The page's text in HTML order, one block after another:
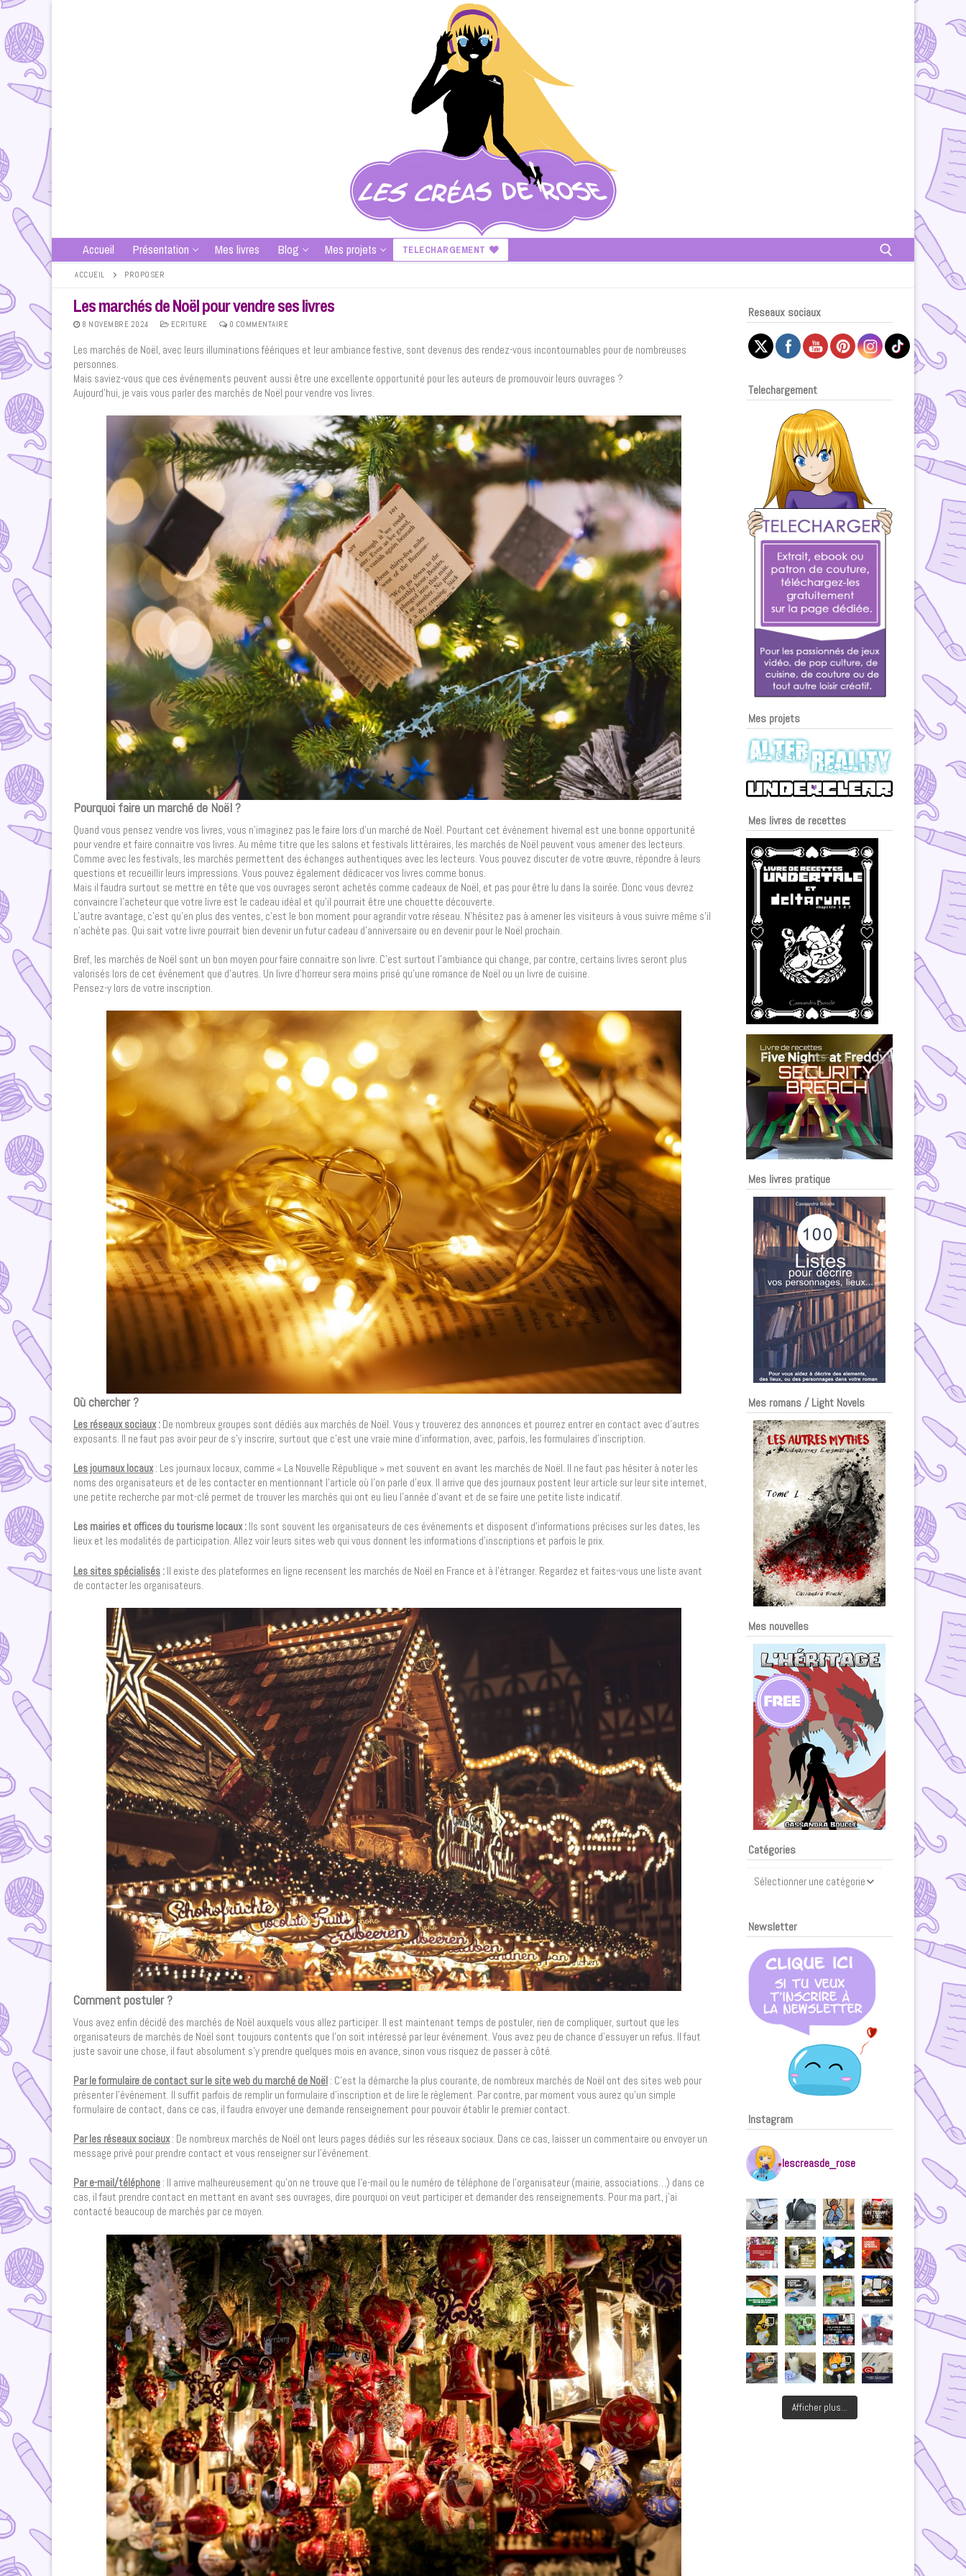
Accueil Présentation Mes livres Blog Mes projets TELECHARGEMENT
ACCUEIL PROPOSER
Les marchés de Noël pour vendre ses livres
8 NOVEMBRE 2024 ECRITURE 0 COMMENTAIRE
Les marchés de Noël, avec leurs illuminations féériques et leur ambiance festive, sont devenus des rendez-vous incontournables pour de nombreuses
personnes.
Mais saviez-vous que ces événements peuvent aussi être une excellente opportunité pour les auteurs de promouvoir leurs ouvrages ?
Aujourd’hui, je vais vous parler des marchés de Noël pour vendre vos livres.
Pourquoi faire un marché de Noël ?
Quand vous pensez vendre vos livres, vous n’imaginez pas le faire lors d’un marché de Noël. Pourtant cet événement hivernal est une bonne opportunité
pour vendre et faire connaitre vos livres. Au même titre que les salons et festivals littéraires, les marchés de Noël peuvent vous amener des lecteurs.
Comme avec les festivals, les marchés permettent des échanges authentiques avec les lecteurs. Vous pouvez discuter de votre œuvre, répondre à leurs
questions et recueillir leurs impressions. Vous pouvez également dédicacer vos livres comme bonus.
Mais il faudra surtout se mettre en tête que vos ouvrages seront achetés comme cadeaux de Noël, et pas pour être lu dans la soirée. Donc vous devrez
convaincre l’acheteur que votre livre est le cadeau idéal et qu’il pourrait être une chouette découverte.
L’autre avantage, c’est qu’en plus des ventes, c’est le bon moment pour agrandir votre réseau. N’hésitez pas à amener les visiteurs à vous suivre même s’il
n’achète pas. Qui sait votre livre pourrait bien devenir un futur cadeau d’anniversaire ou en devenir pour le Noël prochain.
Bref, les marchés de Noël sont un bon moyen pour faire connaitre son livre. C’est surtout l’ambiance qui change, par contre, certains livres seront plus
valorisés lors de cet événement que d’autres. Un livre d’horreur sera moins prisé qu’une romance de Noël ou un livre de cuisine.
Pensez-y lors de votre inscription.
Où chercher ?
Les réseaux sociaux: De nombreux groupes sont dédiés aux marchés de Noël. Vous y trouverez des annonces et pourrez entrer en contact avec d’autres
exposants. Il ne faut pas avoir peur de s’y inscrire, surtout que c’est une vraie mine d’information, avec, parfois, les formulaires d’inscription.
Les journaux locaux: Les journaux locaux, comme « La Nouvelle République » met souvent en avant les marchés de Noël. Il ne faut pas hésiter à noter les
noms des organisateurs et de les contacter en mentionnant l’article où l’on parle d’eux. Il arrive que des journaux postent leur article sur leur site internet,
une petite recherche par mot-clé permet de trouver les marchés qui ont eu lieu l’année d’avant et de se faire une petite liste indicatif.
Les mairies et offices du tourisme locaux : Ils sont souvent les organisateurs de ces événements et disposent d’informations précises sur les dates, les
lieux et les modalités de participation. Allez voir leurs sites web qui vous donnent les informations d’inscriptions et parfois le prix.
Les sites spécialisés : Il existe des plateformes en ligne recensent les marchés de Noël en France et à l’étranger. Regardez et faites-vous une liste avant
de contacter les organisateurs.
Comment postuler ?
Vous avez enfin décidé des marchés de Noël auxquels vous allez participer. Il est maintenant temps de postuler, rien de compliquer, surtout que les
organisateurs de marchés de Noël sont toujours contents que l’on soit intéressé par leur événement. Vous avez peu de chance d’essuyer un refus. Il faut
juste savoir une chose, il faut absolument s’y prendre quelques mois en avance, sinon vous risquez de passer à côté.
Par le formulaire de contact sur le site web du marché de Noël : C’est la démarche la plus courante, de nombreux marchés de Noël ont des sites web pour
présenter l’événement. Il suffit parfois de remplir un formulaire d’inscription et de lire le règlement. Par contre, par moment vous aurez qu’un simple
formulaire de contact, dans ce cas, il faudra envoyer une demande renseignement pour pouvoir établir le premier contact.
Par les réseaux sociaux: De nombreux marchés de Noël ont leurs pages dédiés sur les réseaux sociaux. Dans ce cas, laisser un commentaire ou envoyer un
message privé pour prendre contact et vous renseigner sur l’événement.
Par e-mail/téléphone : Il arrive malheureusement qu’on ne trouve que l’e-mail ou le numéro de téléphone de l’organisateur (mairie, associations…) dans ce
cas, il faut prendre contact en mettant en avant ses ouvrages, dire pourquoi on veut participer et demander des renseignements. Pour ma part, j’ai
contacté beaucoup de marchés par ce moyen.
Reseaux sociaux
Telechargement
Mes projets
Mes livres de recettes
Mes livres pratique
Mes romans / Light Novels
Mes nouvelles
Catégories
Newsletter
Instagram
lescreasde_rose
Afficher plus...